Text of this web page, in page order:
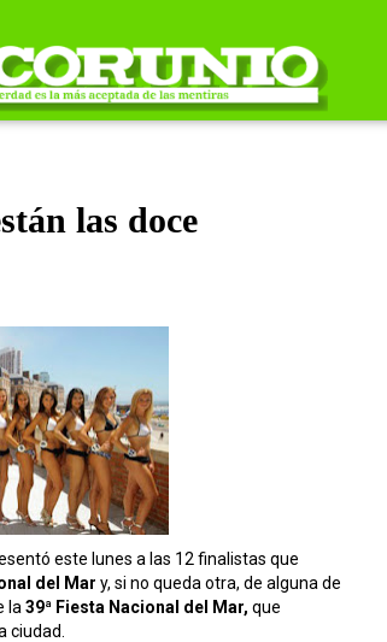
las doce
este lunes a las 12 finalistas que
del Mar y, si no queda otra, de alguna de
la 39ª Fiesta Nacional del Mar, que
ciudad.